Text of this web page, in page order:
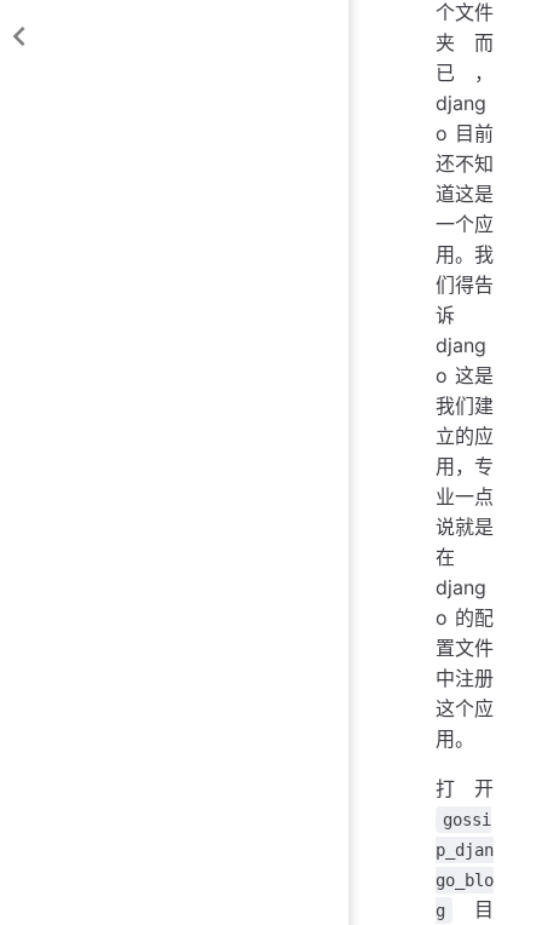
个文件
夹而
已，
djang
o 目前
还不知
道这是
一个应
用。我
们得告
诉
djang
o 这是
我们建
立的应
用，专
业一点
说就是
在
djang
o 的配
置文件
中注册
这个应
用。
打开
gossi
p_djan
go_blo
g
目